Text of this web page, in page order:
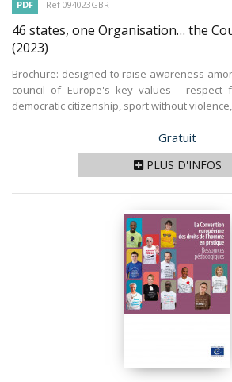
PDF Ref 094023GBR
46 states, one Organisation… the
(2023)
Brochure: designed to raise awareness
council of Europe's key values - respect
democratic citizenship, sport without
Prix
Gratuit
PLUS D'INFOS